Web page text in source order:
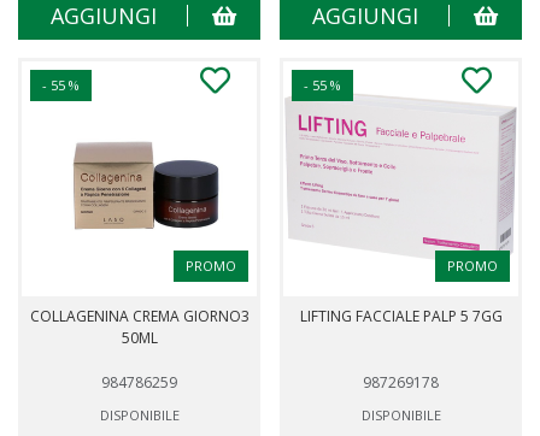
AGGIUNGI AGGIUNGI
- 55 %
PROMO
COLLAGENINA CREMA GIORNO3
50ML
984786259
DISPONIBILE
- 55 %
PROMO
LIFTING FACCIALE PALP 5 7GG
987269178
DISPONIBILE